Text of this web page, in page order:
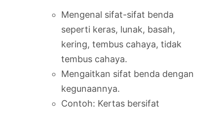
Mengenal sifat-sifat benda
seperti keras, lunak, basah,
kering, tembus cahaya, tidak
tembus cahaya.
Mengaitkan sifat benda dengan
kegunaannya.
Contoh: Kertas bersifat